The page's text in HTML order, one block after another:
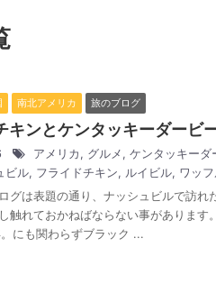
南北アメリカ 旅のブログ
キンとケンタッキーダービ
アメリカ , グルメ , ケンタッキーダ
ビル, フライドチキン, ルイビル, ワッ
グは表題の通り、ナッシュビルで訪れ
触れておかねばならない事がありま
にも関わらずブラック ...